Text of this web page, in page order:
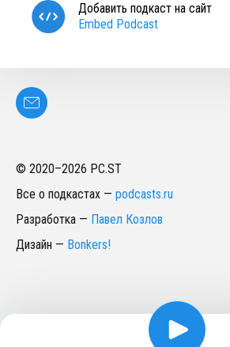
Добавить подкаст на сайт
Embed Podcast
© 2020–2026 PC.ST
Все о подкастах — podcasts.ru
Разработка — Павел Козлов
Дизайн — Bonkers!